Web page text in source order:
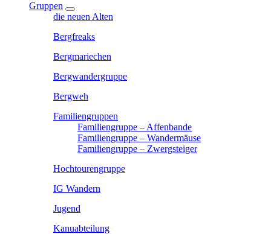
Gruppen
die neuen Alten
Bergfreaks
Bergmariechen
Bergwandergruppe
Bergweh
Familiengruppen
Familiengruppe – Affenbande
Familiengruppe – Wandermäuse
Familiengruppe – Zwergsteiger
Hochtourengruppe
IG Wandern
Jugend
Kanuabteilung